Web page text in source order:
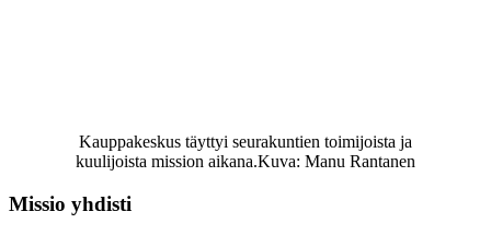
Kauppakeskus täyttyi seurakuntien toimijoista ja
kuulijoista mission aikana.Kuva: Manu Rantanen
Missio yhdisti